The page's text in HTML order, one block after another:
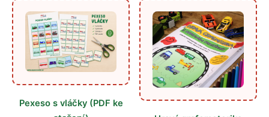
Pexeso s vláčky (PDF ke